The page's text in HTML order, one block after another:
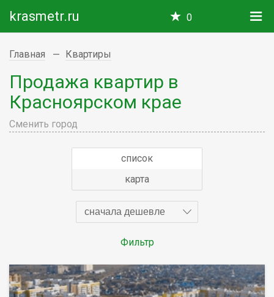
krasmetr.ru 0
Главная Квартиры
Продажа квартир в
Красноярском крае
Сменить город
список
карта
сначала дешевле
Фильтр